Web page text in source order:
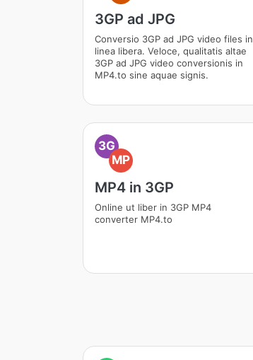
3GP ad JPG
Conversio 3GP ad JPG video files in
linea libera. Veloce, qualitatis altae
3GP ad JPG video conversionis in
MP4.to sine aquae signis.
3G
MP
MP4 in 3GP
Online ut liber in 3GP MP4
converter MP4.to